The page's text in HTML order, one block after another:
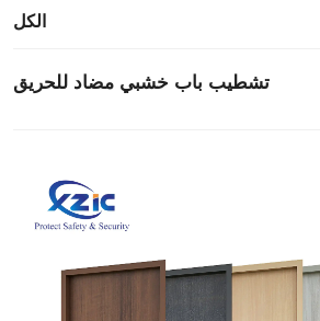
الكل
تشطيب باب خشبي مضاد للحريق